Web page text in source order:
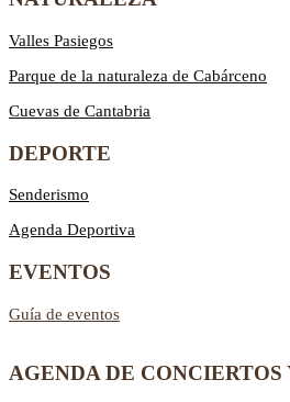
Valles Pasiegos
Parque de la naturaleza de Cabárceno
Cuevas de Cantabria
DEPORTE
Senderismo
Agenda Deportiva
EVENTOS
Guía de eventos
AGENDA DE CONCIERTOS